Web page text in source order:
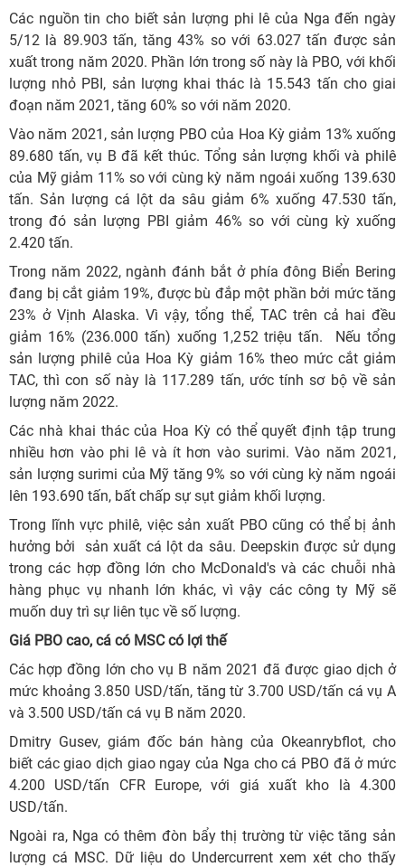
Các nguồn tin cho biết sản lượng phi lê của Nga đến ngày
5/12 là 89.903 tấn, tăng 43% so với 63.027 tấn được sản
xuất trong năm 2020. Phần lớn trong số này là PBO, với khối
lượng nhỏ PBI, sản lượng khai thác là 15.543 tấn cho giai
đoạn năm 2021, tăng 60% so với năm 2020.
Vào năm 2021, sản lượng PBO của Hoa Kỳ giảm 13% xuống
89.680 tấn, vụ B đã kết thúc. Tổng sản lượng khối và philê
của Mỹ giảm 11% so với cùng kỳ năm ngoái xuống 139.630
tấn. Sản lượng cá lột da sâu giảm 6% xuống 47.530 tấn,
trong đó sản lượng PBI giảm 46% so với cùng kỳ xuống
2.420 tấn.
Trong năm 2022, ngành đánh bắt ở phía đông Biển Bering
đang bị cắt giảm 19%, được bù đắp một phần bởi mức tăng
23% ở Vịnh Alaska. Vì vậy, tổng thể, TAC trên cả hai đều
giảm 16% (236.000 tấn) xuống 1,252 triệu tấn. Nếu tổng
sản lượng philê của Hoa Kỳ giảm 16% theo mức cắt giảm
TAC, thì con số này là 117.289 tấn, ước tính sơ bộ về sản
lượng năm 2022.
Các nhà khai thác của Hoa Kỳ có thể quyết định tập trung
nhiều hơn vào phi lê và ít hơn vào surimi. Vào năm 2021,
sản lượng surimi của Mỹ tăng 9% so với cùng kỳ năm ngoái
lên 193.690 tấn, bất chấp sự sụt giảm khối lượng.
Trong lĩnh vực philê, việc sản xuất PBO cũng có thể bị ảnh
hưởng bởi sản xuất cá lột da sâu. Deepskin được sử dụng
trong các hợp đồng lớn cho McDonald's và các chuỗi nhà
hàng phục vụ nhanh lớn khác, vì vậy các công ty Mỹ sẽ
muốn duy trì sự liên tục về số lượng.
Giá PBO cao, cá có MSC có lợi thế
Các hợp đồng lớn cho vụ B năm 2021 đã được giao dịch ở
mức khoảng 3.850 USD/tấn, tăng từ 3.700 USD/tấn cá vụ A
và 3.500 USD/tấn cá vụ B năm 2020.
Dmitry Gusev, giám đốc bán hàng của Okeanrybflot, cho
biết các giao dịch giao ngay của Nga cho cá PBO đã ở mức
4.200 USD/tấn CFR Europe, với giá xuất kho là 4.300
USD/tấn.
Ngoài ra, Nga có thêm đòn bẩy thị trường từ việc tăng sản
lượng cá MSC. Dữ liệu do Undercurrent xem xét cho thấy